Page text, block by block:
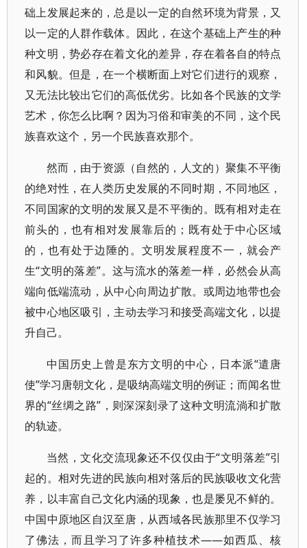
础上发展起来的，总是以一定的自然环境为背景，又
以一定的人群作载体。因此，在这个基础上产生的种
种文明，势必存在着文化的差异，存在着各自的特点
和风貌。但是，在一个横断面上对它们进行的观察，
又无法比较出它们的高低优劣。比如各个民族的文学
艺术，你怎么比啊？因为习俗和审美的不同，这个民
族喜欢这个，另一个民族喜欢那个。
然而，由于资源（自然的，人文的）聚集不平衡
的绝对性，在人类历史发展的不同时期，不同地区，
不同国家的文明的发展又是不平衡的。既有相对走在
前头的，也有相对发展靠后的；既有处于中心区域
的，也有处于边陲的。文明发展程度不一，就会产
生“文明的落差”。这与流水的落差一样，必然会从高
端向低端流动，从中心向周边扩散。或周边地带也会
被中心地区吸引，主动去学习和接受高端文化，以提
升自己。
中国历史上曾是东方文明的中心，日本派“遣唐
使”学习唐朝文化，是吸纳高端文明的例证；而闻名世
界的“丝绸之路”，则深深刻录了这种文明流淌和扩散
的轨迹。
当然，文化交流现象还不仅仅由于“文明落差”引
起的。相对先进的民族向相对落后的民族吸收文化营
养，以丰富自己文化内涵的现象，也是屡见不鲜的。
中国中原地区自汉至唐，从西域各民族那里不仅学习
了佛法，而且学习了许多种植技术——如西瓜、核